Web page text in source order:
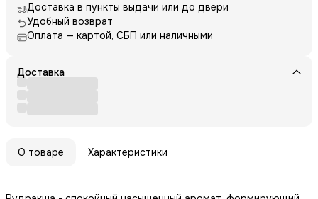
Доставка в пункты выдачи или до двери
Удобный возврат
Оплата — картой, СБП или наличными
Доставка
О товаре Характеристики